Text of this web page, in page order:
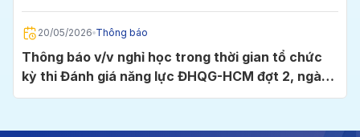
Chí Minh
20/05/2026 Thông báo
Thông báo v/v nghỉ học trong thời gian tổ chức
kỳ thi Đánh giá năng lực ĐHQG-HCM đợt 2, ngày
24/5/2026 tại Cụm thi Trường Đại học Công